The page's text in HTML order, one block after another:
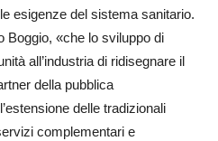
esigenze del sistema sanitario.
Boggio, «che lo sviluppo di
all’industria di ridisegnare il
della pubblica
delle tradizionali
complementari e